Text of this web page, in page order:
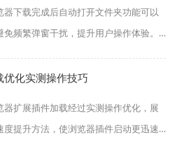
器下载完成后自动打开文件夹功能可以
免频繁弹窗干扰，提升用户操作体验。
化实测操作技巧
器扩展插件加载经过实测操作优化，展
度提升方法，使浏览器插件启动更迅速